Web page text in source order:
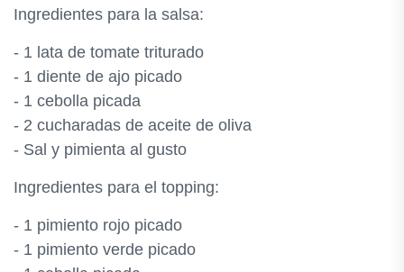
Ingredientes para la salsa:
- 1 lata de tomate triturado
- 1 diente de ajo picado
- 1 cebolla picada
- 2 cucharadas de aceite de oliva
- Sal y pimienta al gusto
Ingredientes para el topping:
- 1 pimiento rojo picado
- 1 pimiento verde picado